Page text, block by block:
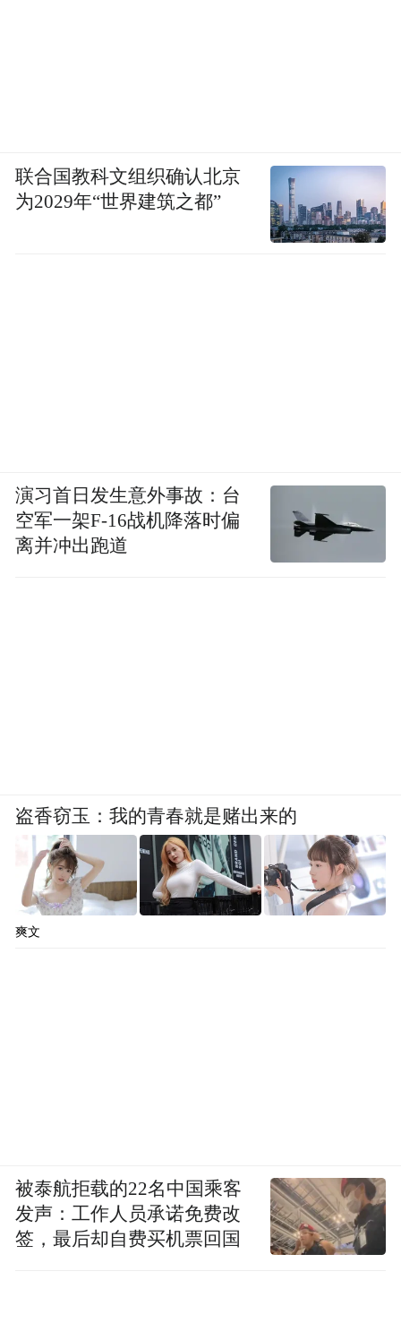
联合国教科文组织确认北京
为2029年“世界建筑之都”
演习首日发生意外事故：台
空军一架F-16战机降落时偏
离并冲出跑道
盗香窃玉：我的青春就是赌出来的
爽文
被泰航拒载的22名中国乘客
发声：工作人员承诺免费改
签，最后却自费买机票回国